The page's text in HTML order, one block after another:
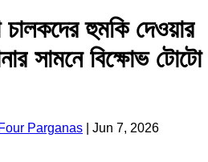
হুমকি দেওয়ার
সামনে বিক্ষোভ টোটো
Parganas Jun 7, 2026